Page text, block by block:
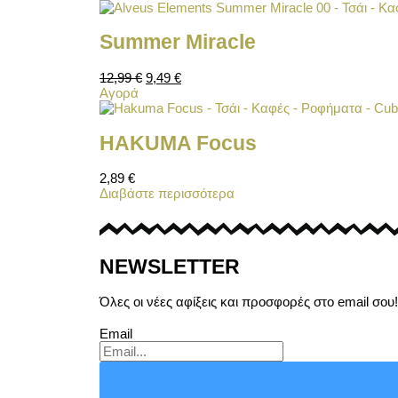
Summer Miracle
12,99€ 9,49 €
Αγορά
HAKUMA Focus
2,89 €
Διαβάστε περισσότερα
NEWSLETTER
Όλες οι νέες αφίξεις και προσφορές στο email σου!
Email